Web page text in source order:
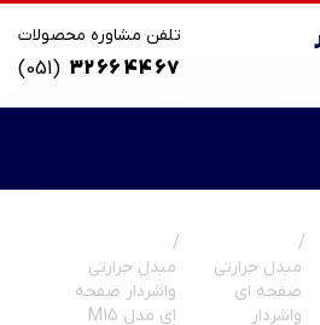
تلفن مشاوره محصولات
(051) 32 66 44 67
مبدل حرارتی
صفحه ای
واشردار
مبدل حرارتی
واشردار صفحه
ای مدل M15